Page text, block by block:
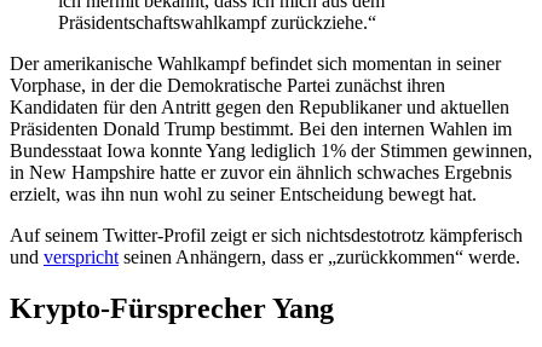
Präsidentschaftswahlkampf zurückziehe.“
Der amerikanische Wahlkampf befindet sich momentan in seiner
Vorphase, in der die Demokratische Partei zunächst ihren
Kandidaten für den Antritt gegen den Republikaner und aktuellen
Präsidenten Donald Trump bestimmt. Bei den internen Wahlen im
Bundesstaat Iowa konnte Yang lediglich 1% der Stimmen gewinnen,
in New Hampshire hatte er zuvor ein ähnlich schwaches Ergebnis
erzielt, was ihn nun wohl zu seiner Entscheidung bewegt hat.
Auf seinem Twitter-Profil zeigt er sich nichtsdestotrotz kämpferisch
und verspricht seinen Anhängern, dass er „zurückkommen“ werde.
Krypto-Fürsprecher Yang